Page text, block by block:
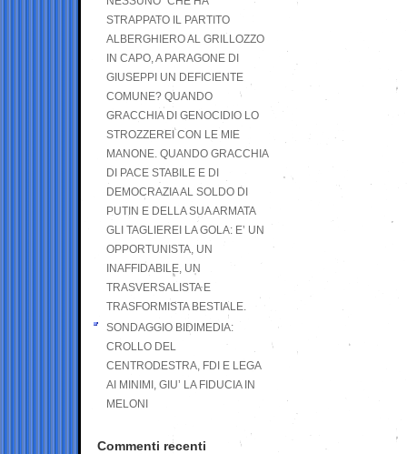
STRAPPATO IL PARTITO
ALBERGHIERO AL GRILLOZZO
IN CAPO, A PARAGONE DI
GIUSEPPI UN DEFICIENTE
COMUNE? QUANDO
GRACCHIA DI GENOCIDIO LO
STROZZEREI CON LE MIE
MANONE. QUANDO GRACCHIA
DI PACE STABILE E DI
DEMOCRAZIA AL SOLDO DI
PUTIN E DELLA SUA ARMATA
GLI TAGLIEREI LA GOLA: E’ UN
OPPORTUNISTA, UN
INAFFIDABILE, UN
TRASVERSALISTA E
TRASFORMISTA BESTIALE.
SONDAGGIO BIDIMEDIA:
CROLLO DEL
CENTRODESTRA, FDI E LEGA
AI MINIMI, GIU’ LA FIDUCIA IN
MELONI
Commenti recenti